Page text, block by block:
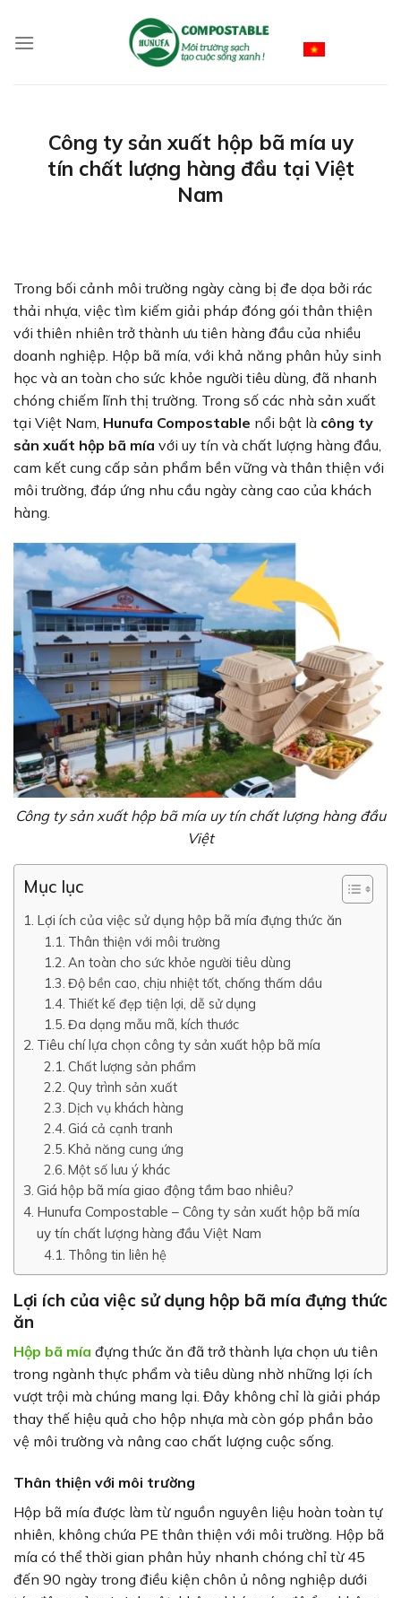
content
Công ty sản xuất hộp bã mía uy
tín chất lượng hàng đầu tại Việt
Nam
Trong bối cảnh môi trường ngày càng bị đe dọa bởi rác
thải nhựa, việc tìm kiếm giải pháp đóng gói thân thiện
với thiên nhiên trở thành ưu tiên hàng đầu của nhiều
doanh nghiệp. Hộp bã mía, với khả năng phân hủy sinh
học và an toàn cho sức khỏe người tiêu dùng, đã nhanh
chóng chiếm lĩnh thị trường. Trong số các nhà sản xuất
tại Việt Nam, Hunufa Compostable nổi bật là công ty
sản xuất hộp bã mía với uy tín và chất lượng hàng đầu,
cam kết cung cấp sản phẩm bền vững và thân thiện với
môi trường, đáp ứng nhu cầu ngày càng cao của khách
hàng.
Công ty sản xuất hộp bã mía uy tín chất lượng hàng đầu
Việt
Mục lục
Lợi ích của việc sử dụng hộp bã mía đựng thức ăn
Thân thiện với môi trường
An toàn cho sức khỏe người tiêu dùng
Độ bền cao, chịu nhiệt tốt, chống thấm dầu
Thiết kế đẹp tiện lợi, dễ sử dụng
Đa dạng mẫu mã, kích thước
Tiêu chí lựa chọn công ty sản xuất hộp bã mía
Chất lượng sản phẩm
Quy trình sản xuất
Dịch vụ khách hàng
Giá cả cạnh tranh
Khả năng cung ứng
Một số lưu ý khác
Giá hộp bã mía giao động tầm bao nhiêu?
Hunufa Compostable – Công ty sản xuất hộp bã mía
uy tín chất lượng hàng đầu Việt Nam
Thông tin liên hệ
Lợi ích của việc sử dụng hộp bã mía đựng thức
ăn
Hộp bã mía đựng thức ăn đã trở thành lựa chọn ưu tiên
trong ngành thực phẩm và tiêu dùng nhờ những lợi ích
vượt trội mà chúng mang lại. Đây không chỉ là giải pháp
thay thế hiệu quả cho hộp nhựa mà còn góp phần bảo
vệ môi trường và nâng cao chất lượng cuộc sống.
Thân thiện với môi trường
Hộp bã mía được làm từ nguồn nguyên liệu hoàn toàn tự
nhiên, không chứa PE thân thiện với môi trường. Hộp bã
mía có thể thời gian phân hủy nhanh chóng chỉ từ 45
đến 90 ngày trong điều kiện chôn ủ nông nghiệp dưới